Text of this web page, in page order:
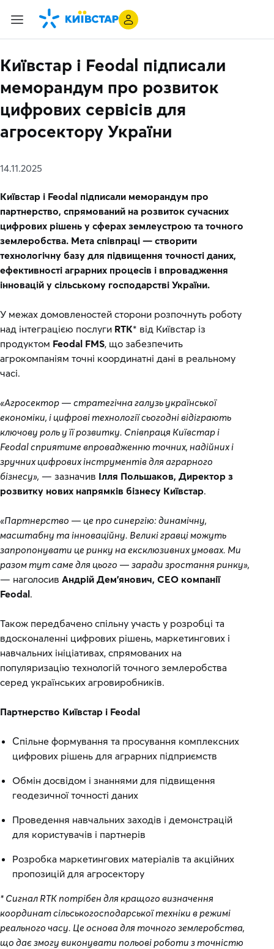
Київстар і Feodal підписали
меморандум про розвиток
цифрових сервісів для
агросектору України
14.11.2025
Київстар і Feodal підписали меморандум про
партнерство, спрямований на розвиток сучасних
цифрових рішень у сферах землеустрою та точного
землеробства. Мета співпраці — створити
технологічну базу для підвищення точності даних,
ефективності аграрних процесів і впровадження
інновацій у сільському господарстві України.
У межах домовленостей сторони розпочнуть роботу
над інтеграцією послуги RTK* від Київстар із
продуктом Feodal FMS, що забезпечить
агрокомпаніям точні координатні дані в реальному
часі.
«Агросектор — стратегічна галузь української
економіки, і цифрові технології сьогодні відіграють
ключову роль у її розвитку. Співпраця Київстар і
Feodal сприятиме впровадженню точних, надійних і
зручних цифрових інструментів для аграрного
бізнесу», — зазначив Ілля Польшаков, Директор з
розвитку нових напрямків бізнесу Київстар.
«Партнерство — це про синергію: динамічну,
масштабну та інноваційну. Великі гравці можуть
запропонувати це ринку на ексклюзивних умовах. Ми
разом тут саме для цього — заради зростання ринку»,
— наголосив Андрій Дем’янович, CEO компанії
Feodal.
Також передбачено спільну участь у розробці та
вдосконаленні цифрових рішень, маркетингових і
навчальних ініціативах, спрямованих на
популяризацію технологій точного землеробства
серед українських агровиробників.
Партнерство Київстар і Feodal
Спільне формування та просування комплексних
цифрових рішень для аграрних підприємств
Обмін досвідом і знаннями для підвищення
геодезичної точності даних
Проведення навчальних заходів і демонстрацій
для користувачів і партнерів
Розробка маркетингових матеріалів та акційних
пропозицій для агросектору
* Сигнал RTK потрібен для кращого визначення
координат сільськогосподарської техніки в режимі
реального часу. Це основа для точного землеробства,
що дає змогу виконувати польові роботи з точністю